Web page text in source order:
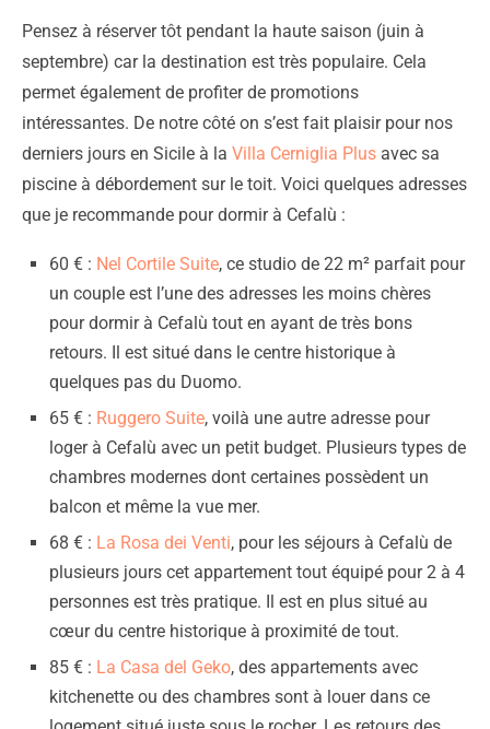
Pensez à réserver tôt pendant la haute saison (juin à
septembre) car la destination est très populaire. Cela
permet également de profiter de promotions
intéressantes. De notre côté on s’est fait plaisir pour nos
derniers jours en Sicile à la Villa Cerniglia Plus avec sa
piscine à débordement sur le toit. Voici quelques adresses
que je recommande pour dormir à Cefalù :
60 € : Nel Cortile Suite, ce studio de 22 m² parfait pour
un couple est l’une des adresses les moins chères
pour dormir à Cefalù tout en ayant de très bons
retours. Il est situé dans le centre historique à
quelques pas du Duomo.
65 € : Ruggero Suite, voilà une autre adresse pour
loger à Cefalù avec un petit budget. Plusieurs types de
chambres modernes dont certaines possèdent un
balcon et même la vue mer.
68 € : La Rosa dei Venti, pour les séjours à Cefalù de
plusieurs jours cet appartement tout équipé pour 2 à 4
personnes est très pratique. Il est en plus situé au
cœur du centre historique à proximité de tout.
85 € : La Casa del Geko, des appartements avec
kitchenette ou des chambres sont à louer dans ce